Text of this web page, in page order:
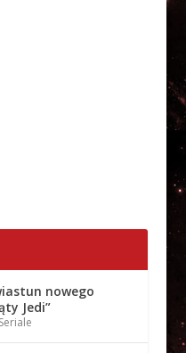
nowego
Jedi”
Seriale